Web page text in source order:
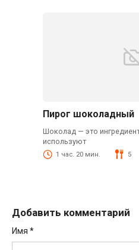
Пирог шоколадный
Шоколад — это
используют
1 час. 20 мин. 5
Добавить комментарий
Имя *